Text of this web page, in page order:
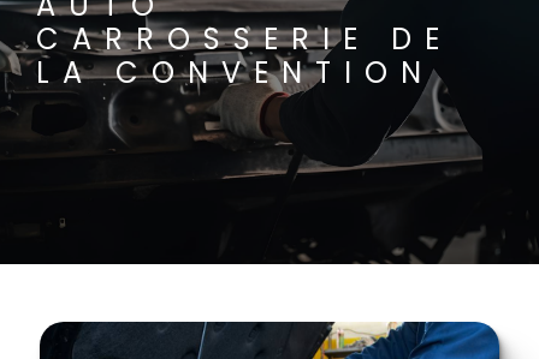
CARROSSERIE DE
LA CONVENTION